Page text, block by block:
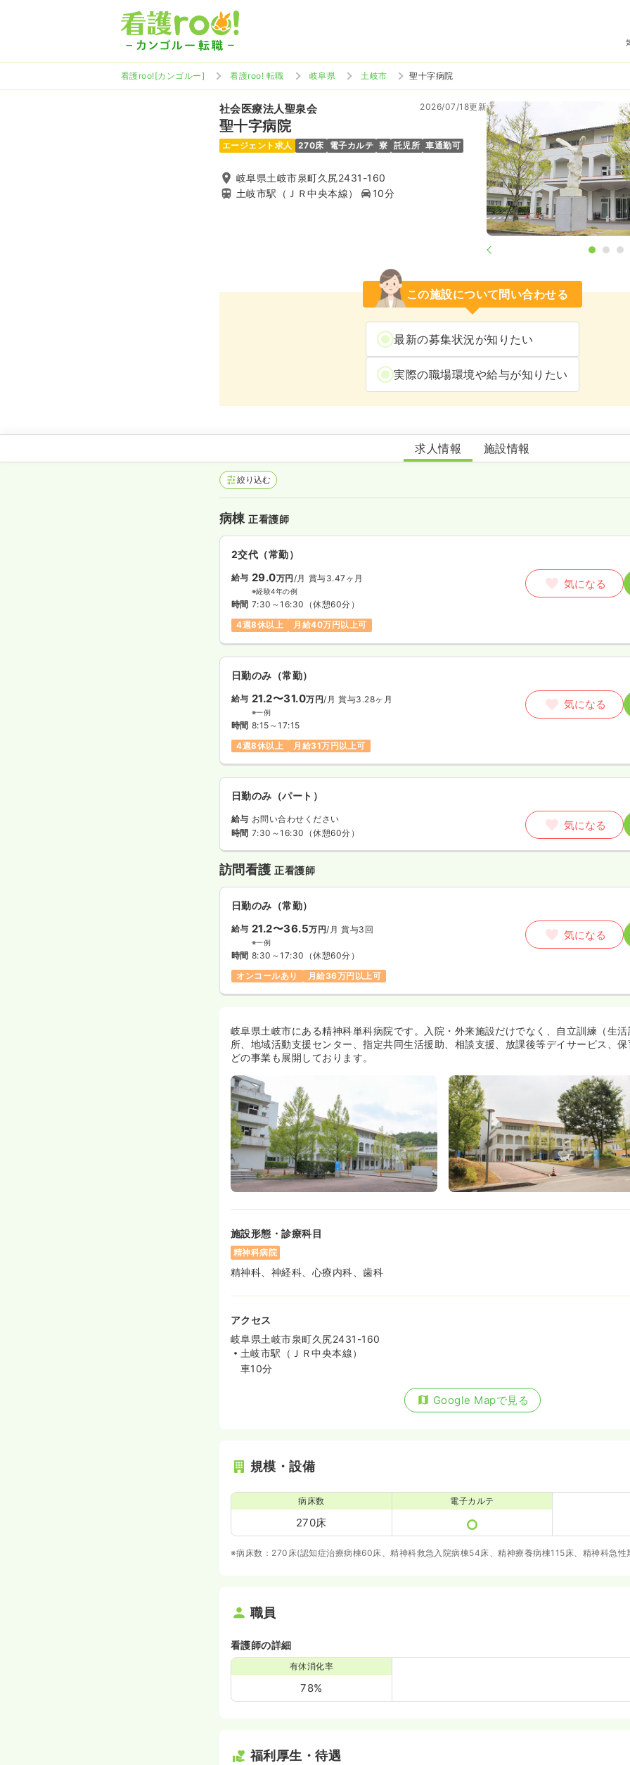
看護roo![カンゴルー] 看護roo! 転職 岐阜県 土岐市 聖十字病院
社会医療法人聖泉会
聖十字病院
2026/07/18更新
エージェント求人 270床 電子カルテ 寮 託児所 車通勤可
岐阜県土岐市泉町久尻2431-160
土岐市駅（ＪＲ中央本線）
10分
この施設について問い合わせる
最新の募集状況が知りたい
実際の職場環境や給与が知りたい
聖十字病院
求人情報 施設情報
絞り込む
病棟正看護師
2交代（常勤）
給与 29.0万円/月 賞与3.47ヶ月
※経験4年の例
時間 7:30～16:30 （休憩60分）
4週8休以上
月給40万円以上可
気になる
日勤のみ（常勤）
給与 21.2〜31.0万円/月 賞与3.28ヶ月
※一例
時間 8:15～17:15
4週8休以上
月給31万円以上可
気になる
日勤のみ（パート）
給与 お問い合わせください
時間 7:30～16:30 （休憩60分）
気になる
訪問看護正看護師
日勤のみ（常勤）
給与 21.2〜36.5万円/月 賞与3回
※一例
時間 8:30～17:30 （休憩60分）
オンコールあり
月給36万円以上可
気になる
岐阜県土岐市にある精神科単科病院です。入院・外来施設だけでなく、自立訓練（生
所、地域活動支援センター、指定共同生活援助、相談支援、放課後等デイサービス、
どの事業も展開しております。
施設形態・診療科目
精神科病院
精神科、神経科、心療内科、歯科
アクセス
岐阜県土岐市泉町久尻2431-160
土岐市駅（ＪＲ中央本線）
車10分
Google Mapで見る
規模・設備
病床数
270床
電子カルテ
※病床数：270床(認知症治療病棟60床、精神科救急入院病棟54床、精神療養病棟115床、精神科急性
職員
看護師の詳細
有休消化率
78%
福利厚生・待遇